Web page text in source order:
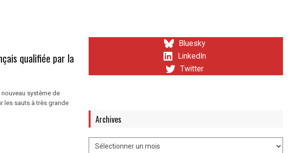
qualifiée par la
système de
les sauts à très grande
Bluesky
LinkedIn
Twitter
Archives